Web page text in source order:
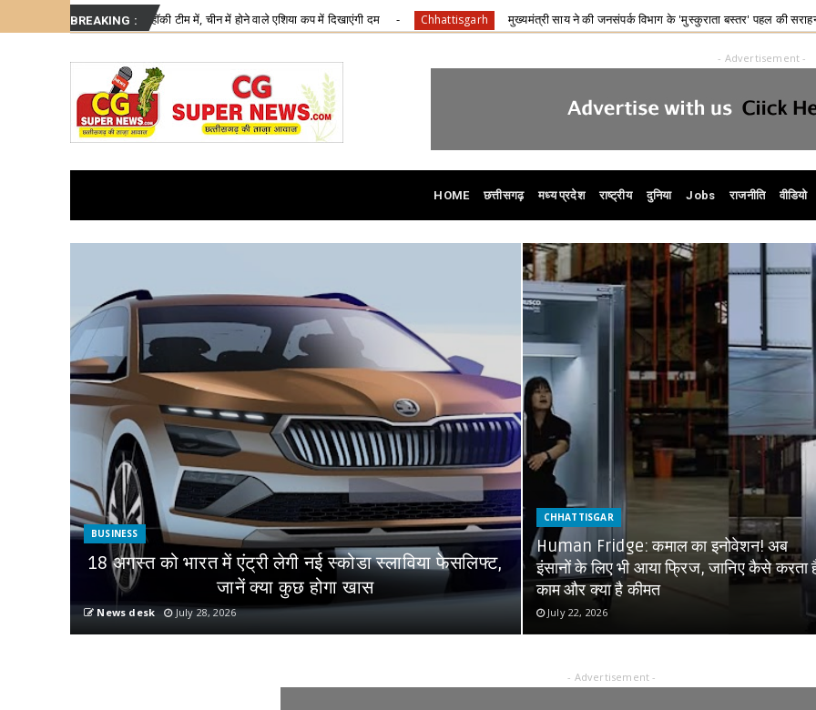
Friday, August 7 About Write for Us
- Advertisement -
HOME छत्तीसगढ़ मध्य प्रदेश राष्ट्रीय दुनिया Jobs राजनीति वीडियो
BREAKING :
टीम में, चीन में होने वाले एशिया कप में दिखाएंगी दम Chhattisgarh मुख्यमंत्री साय ने की जनसंपर्क विभाग के 'मुस्कुराता बस्तर' पहल की सराहना Chhattisgarh
BUSINESS
18 अगस्त को भारत में एंट्री लेगी नई स्कोडा स्लाविया फेसलिफ्ट,
जानें क्या कुछ होगा खास
News desk July 28, 2026
CHHATTISGAR
Human Fridge: कमाल का इनोवेशन! अब
इंसानों के लिए भी आया फ्रिज, जानिए कैसे करता
काम और क्या है कीमत
July 22, 2026
- Advertisement -